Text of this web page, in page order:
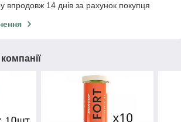
впродовж 14 днів за рахунок покупця